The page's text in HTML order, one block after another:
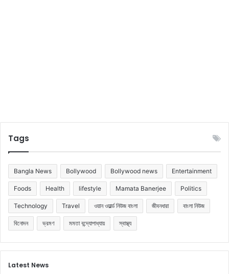
Tags
Bangla News Bollywood Bollywood news Entertainment
Foods Health lifestyle Mamata Banerjee Politics
Technology Travel ওয়ান ওয়ার্ল্ড নিউজ বাংলা জীবনধারা বাংলা নিউজ
বিনোদন ভ্রমণ মমতা বন্দ্যোপাধ্যায় স্বাস্থ্য
Latest News